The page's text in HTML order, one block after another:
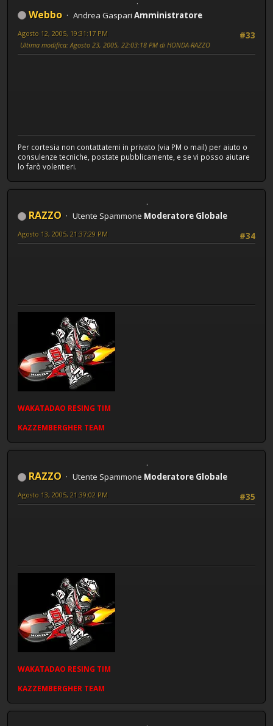
Webbo Andrea Gaspari Amministratore
#33
Agosto 12, 2005, 19:31:17 PM
Ultima modifica: Agosto 23, 2005, 22:03:18 PM di HONDA-RAZZO
Per cortesia non contattatemi in privato (via PM o mail) per aiuto o
consulenze tecniche, postate pubblicamente, e se vi posso aiutare
lo farò volentieri.
RAZZO Utente Spammone Moderatore Globale
#34
Agosto 13, 2005, 21:37:29 PM
WAKATADAO RESING TIM
KAZZEMBERGHER TEAM
RAZZO Utente Spammone Moderatore Globale
#35
Agosto 13, 2005, 21:39:02 PM
WAKATADAO RESING TIM
KAZZEMBERGHER TEAM